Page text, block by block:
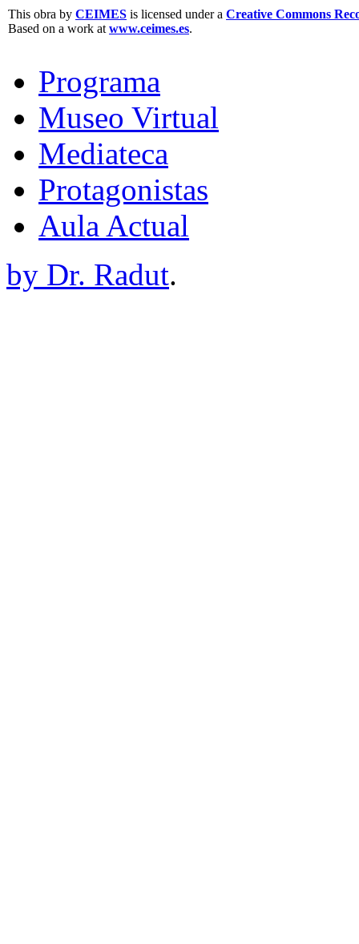
This obra by CEIMES is licensed under a Creative Commons
Based on a work at www.ceimes.es.
Programa
Museo Virtual
Mediateca
Protagonistas
Aula Actual
by Dr. Radut.